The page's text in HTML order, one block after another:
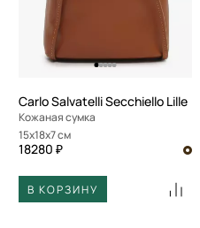
Carlo Salvatelli Secchiello Lille
Кожаная сумка
15x18x7 см
18280 ₽
В КОРЗИНУ